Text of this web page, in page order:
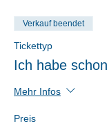
Verkauf beendet
Tickettyp
Ich habe
Mehr Infos
Preis